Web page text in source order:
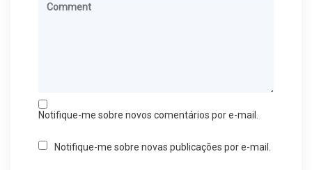
Notifique-me sobre novos comentários por e-mail.
Notifique-me sobre novas publicações por e-mail.